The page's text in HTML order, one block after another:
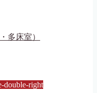
多床室）
double-right